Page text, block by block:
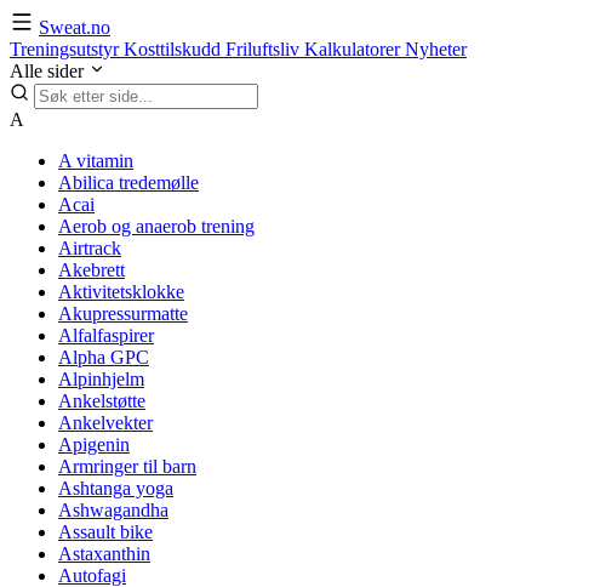
Sweat.no
TreningsutstyrKosttilskudd Friluftsliv KalkulatorerNyheter
Alle sider
A
A vitamin
Abilica tredemølle
Acai
Aerob og anaerob trening
Airtrack
Akebrett
Aktivitetsklokke
Akupressurmatte
Alfalfaspirer
Alpha GPC
Alpinhjelm
Ankelstøtte
Ankelvekter
Apigenin
Armringer til barn
Ashtanga yoga
Ashwagandha
Assault bike
Astaxanthin
Autofagi